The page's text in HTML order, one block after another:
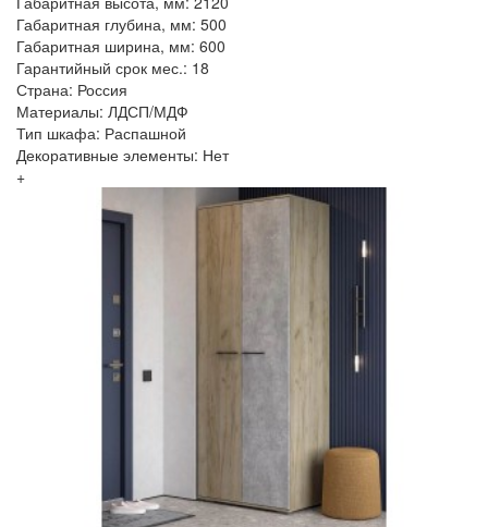
Габаритная глубина, мм: 500
Габаритная ширина, мм: 600
Гарантийный срок мес.: 18
Страна: Россия
Материалы: ЛДСП/МДФ
Тип шкафа: Распашной
Декоративные элементы: Нет
+